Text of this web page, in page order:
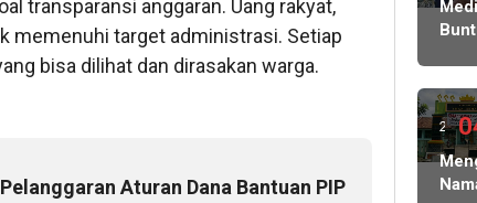
transparansi anggaran. Uang rakyat,
memenuhi target administrasi. Setiap
bisa dilihat dan dirasakan warga.
Aturan Dana Bantuan PIP
lalu
Juta
Ke
2
lalu